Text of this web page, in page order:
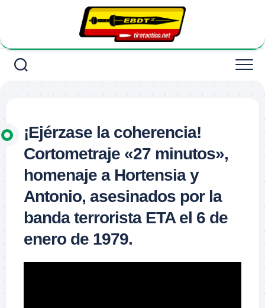
¡Ejérzase la coherencia!
Cortometraje «27 minutos»,
homenaje a Hortensia y
Antonio, asesinados por la
banda terrorista ETA el 6 de
enero de 1979.